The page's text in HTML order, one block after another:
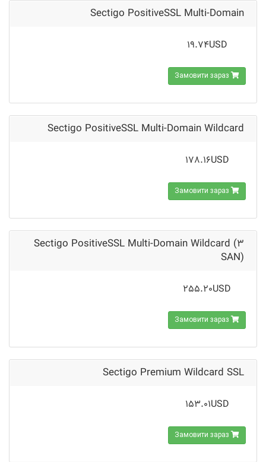
Sectigo PositiveSSL Multi-Domain
19.74USD
Замовити зараз
Sectigo PositiveSSL Multi-Domain Wildcard
178.16USD
Замовити зараз
Sectigo PositiveSSL Multi-Domain Wildcard (3
SAN)
255.20USD
Замовити зараз
Sectigo Premium Wildcard SSL
153.01USD
Замовити зараз